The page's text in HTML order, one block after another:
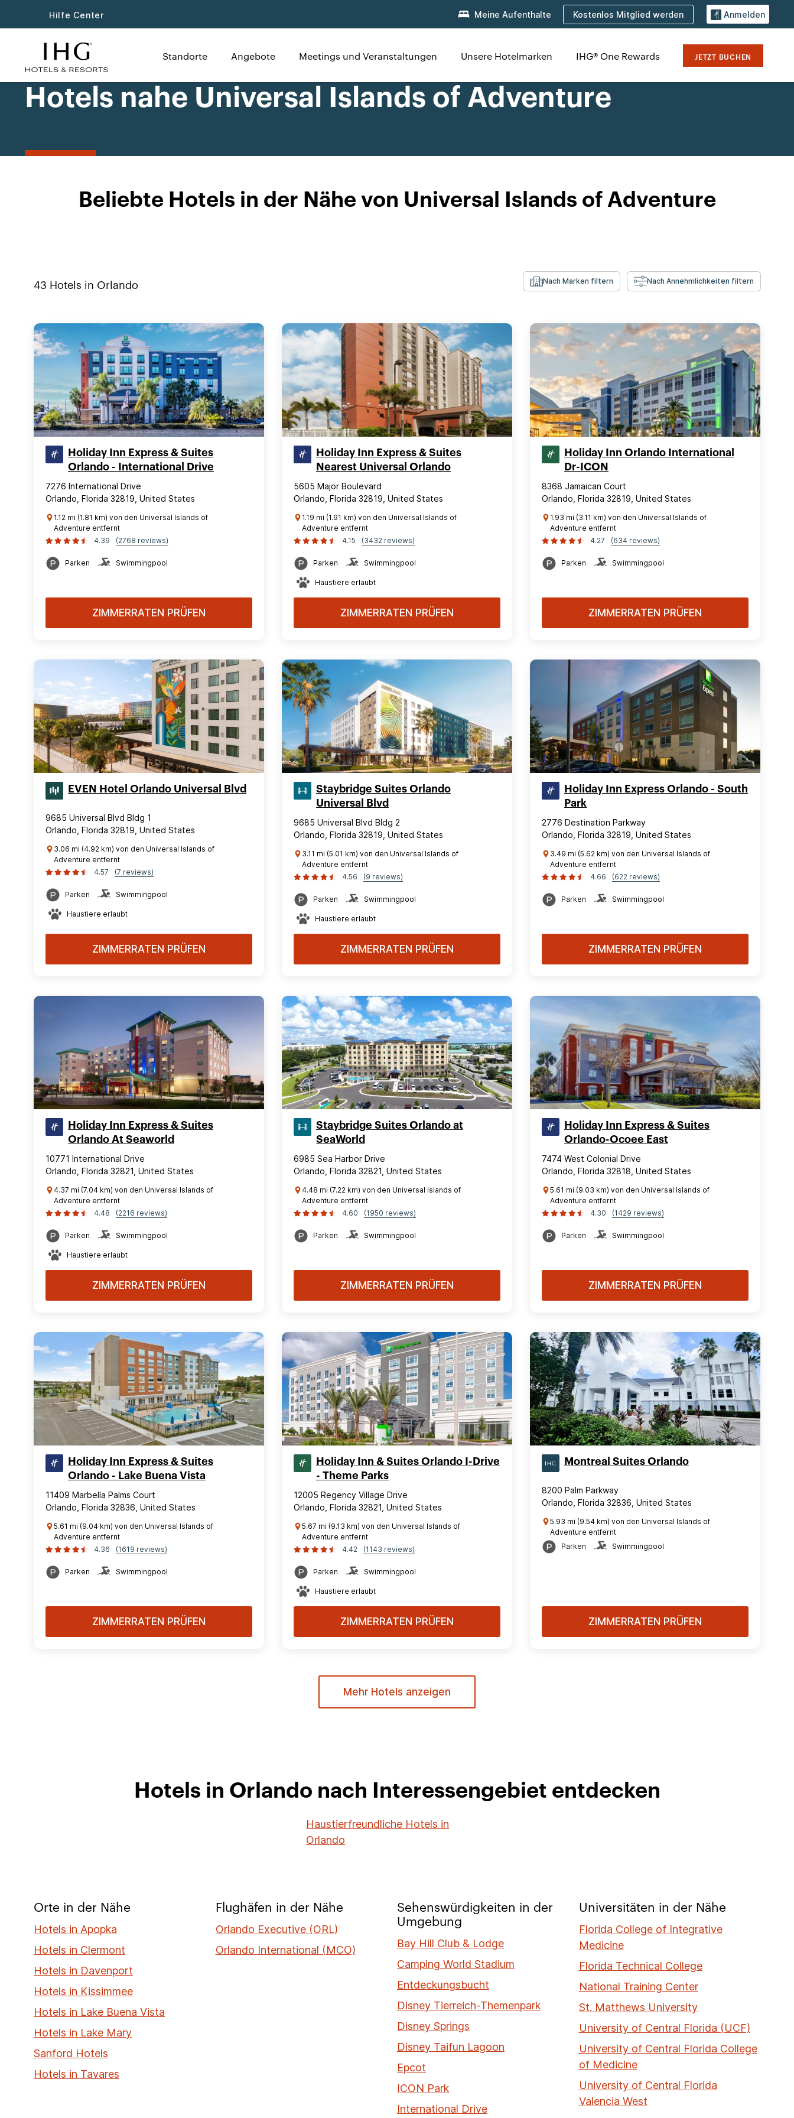
Hilfe Center Meine Aufenthalte Kostenlos Mitglied werden Anmelden
Standorte Angebote Meetings und Veranstaltungen Unsere Hotelmarken IHG® One Rewards JETZT BUCHEN
Hotels nahe Universal Islands of Adventure
Beliebte Hotels in der Nähe von Universal Islands of Adventure
43 Hotels in Orlando Nach Marken filtern Nach Annehmlichkeiten filtern
Holiday Inn Express & Suites
Orlando - International Drive
7276 International Drive
Orlando, Florida 32819, United States
1.12 mi (1.81 km) von den Universal Islands of
Adventure entfernt
4.39
(2768 reviews)
Parken Swimmingpool
ZIMMERRATEN PRÜFEN
Holiday Inn Express & Suites
Nearest Universal Orlando
5605 Major Boulevard
Orlando, Florida 32819, United States
1.19 mi (1.91 km) von den Universal Islands of
Adventure entfernt
4.15
(3432 reviews)
Parken Swimmingpool
Haustiere erlaubt
ZIMMERRATEN PRÜFEN
Holiday Inn Orlando International
Dr-ICON
8368 Jamaican Court
Orlando, Florida 32819, United States
1.93 mi (3.11 km) von den Universal Islands of
Adventure entfernt
4.27
(634 reviews)
Parken Swimmingpool
ZIMMERRATEN PRÜFEN
EVEN Hotel Orlando Universal Blvd
9685 Universal Blvd Bldg 1
Orlando, Florida 32819, United States
3.06 mi (4.92 km) von den Universal Islands of
Adventure entfernt
4.57
(7 reviews)
Parken Swimmingpool
Haustiere erlaubt
ZIMMERRATEN PRÜFEN
Staybridge Suites Orlando
Universal Blvd
9685 Universal Blvd Bldg 2
Orlando, Florida 32819, United States
3.11 mi (5.01 km) von den Universal Islands of
Adventure entfernt
4.56
(9 reviews)
Parken Swimmingpool
Haustiere erlaubt
ZIMMERRATEN PRÜFEN
Holiday Inn Express Orlando - South
Park
2776 Destination Parkway
Orlando, Florida 32819, United States
3.49 mi (5.62 km) von den Universal Islands of
Adventure entfernt
4.66
(622 reviews)
Parken Swimmingpool
ZIMMERRATEN PRÜFEN
Holiday Inn Express & Suites
Orlando At Seaworld
10771 International Drive
Orlando, Florida 32821, United States
4.37 mi (7.04 km) von den Universal Islands of
Adventure entfernt
4.48
(2216 reviews)
Parken Swimmingpool
Haustiere erlaubt
ZIMMERRATEN PRÜFEN
Staybridge Suites Orlando at
SeaWorld
6985 Sea Harbor Drive
Orlando, Florida 32821, United States
4.48 mi (7.22 km) von den Universal Islands of
Adventure entfernt
4.60
(1950 reviews)
Parken Swimmingpool
ZIMMERRATEN PRÜFEN
Holiday Inn Express & Suites
Orlando-Ocoee East
7474 West Colonial Drive
Orlando, Florida 32818, United States
5.61 mi (9.03 km) von den Universal Islands of
Adventure entfernt
4.30
(1429 reviews)
Parken Swimmingpool
ZIMMERRATEN PRÜFEN
Holiday Inn Express & Suites
Orlando - Lake Buena Vista
11409 Marbella Palms Court
Orlando, Florida 32836, United States
5.61 mi (9.04 km) von den Universal Islands of
Adventure entfernt
4.36
(1619 reviews)
Parken Swimmingpool
ZIMMERRATEN PRÜFEN
Holiday Inn & Suites Orlando I-Drive
- Theme Parks
12005 Regency Village Drive
Orlando, Florida 32821, United States
5.67 mi (9.13 km) von den Universal Islands of
Adventure entfernt
4.42
(1143 reviews)
Parken Swimmingpool
Haustiere erlaubt
ZIMMERRATEN PRÜFEN
Montreal Suites Orlando
8200 Palm Parkway
Orlando, Florida 32836, United States
5.93 mi (9.54 km) von den Universal Islands of
Adventure entfernt
Parken
Swimmingpool
ZIMMERRATEN PRÜFEN
Mehr Hotels anzeigen
Hotels in Orlando nach Interessengebiet entdecken
Haustierfreundliche Hotels in
Orlando
Orte in der Nähe
Hotels in Apopka
Hotels in Clermont
Hotels in Davenport
Hotels in Kissimmee
Hotels in Lake Buena Vista
Hotels in Lake Mary
Sanford Hotels
Hotels in Tavares
Flughäfen in der Nähe
Orlando Executive (ORL)
Orlando International (MCO)
Sehenswürdigkeiten in der
Umgebung
Bay Hill Club & Lodge
Camping World Stadium
Entdeckungsbucht
Disney Tierreich-Themenpark
Disney Springs
Disney Taifun Lagoon
Epcot
ICON Park
International Drive
Universitäten in der Nähe
Florida College of Integrative
Medicine
Florida Technical College
National Training Center
St. Matthews University
University of Central Florida (UCF)
University of Central Florida College
of Medicine
University of Central Florida
Valencia West